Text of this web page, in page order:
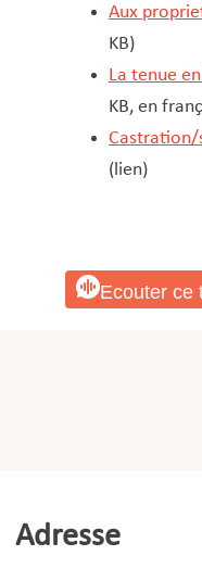
Aux
KB)
La tenue
KB, en
Castration/
(lien)
Ecouter ce
Adresse